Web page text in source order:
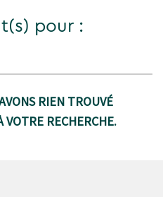
pour :
RIEN TROUVÉ
VOTRE RECHERCHE.